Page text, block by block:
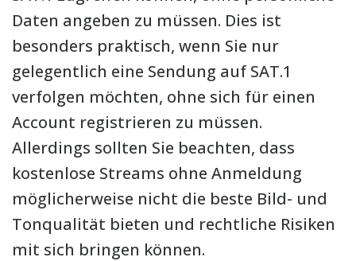
Daten angeben zu müssen. Dies ist
besonders praktisch, wenn Sie nur
gelegentlich eine Sendung auf SAT.1
verfolgen möchten, ohne sich für einen
Account registrieren zu müssen.
Allerdings sollten Sie beachten, dass
kostenlose Streams ohne Anmeldung
möglicherweise nicht die beste Bild- und
Tonqualität bieten und rechtliche Risiken
mit sich bringen können.